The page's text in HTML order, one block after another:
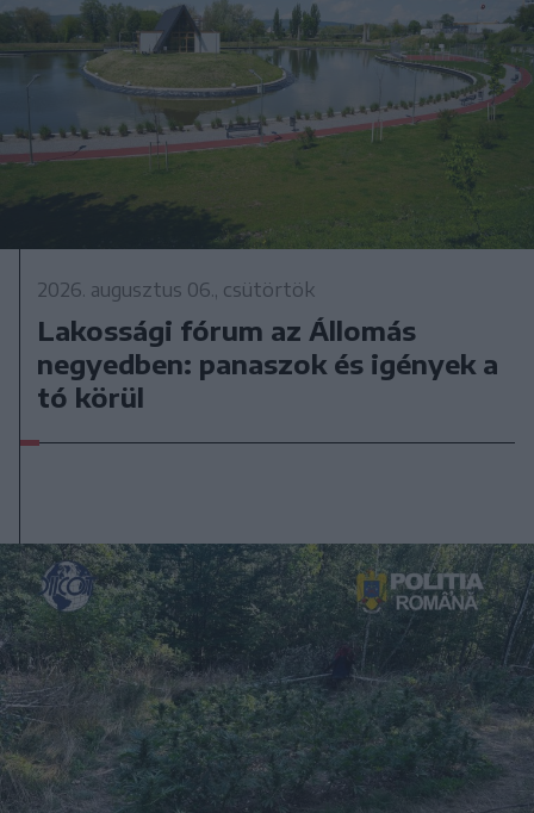
2026. augusztus 06., csütörtök
Lakossági fórum az Állomás
negyedben: panaszok és igények a
tó körül